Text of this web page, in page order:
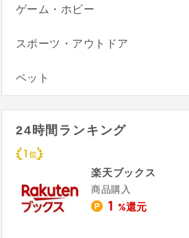
ゲーム・ホビー
スポーツ・アウトドア
ペット
24時間ランキング
楽天ブックス
商品購入
1 %還元